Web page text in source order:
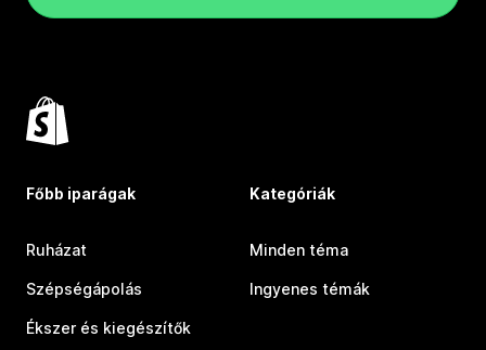
Főbb iparágak
Ruházat
Szépségápolás
Ékszer és kiegészítők
Kategóriák
Minden téma
Ingyenes témák